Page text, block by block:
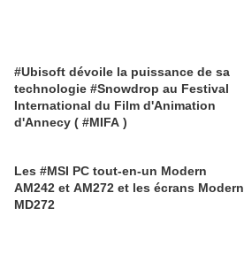
#Ubisoft dévoile la puissance de sa
technologie #Snowdrop au Festival
International du Film d'Animation
d'Annecy ( #MIFA )
Les #MSI PC tout-en-un Modern
AM242 et AM272 et les écrans Modern
MD272